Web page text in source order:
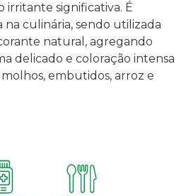
irritante significativa. É
culinária, sendo utilizada
natural, agregando
delicado e coloração intensa
molhos, embutidos, arroz e